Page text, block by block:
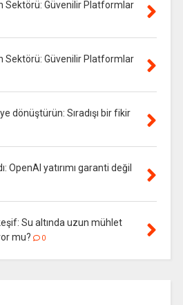
Sektörü: Güvenilir Platformlar
Sektörü: Güvenilir Platformlar
dönüştürün: Sıradışı bir fikir
OpenAI yatırımı garanti değil
Su altında uzun mühlet
mu?
0